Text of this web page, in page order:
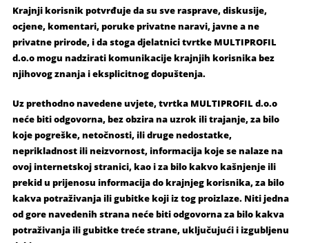
Krajnji korisnik potvrđuje da su sve rasprave, diskusije,
ocjene, komentari, poruke privatne naravi, javne a ne
privatne prirode, i da stoga djelatnici tvrtke MULTIPROFIL
d.o.o mogu nadzirati komunikacije krajnjih korisnika bez
njihovog znanja i eksplicitnog dopuštenja.
Uz prethodno navedene uvjete, tvrtka MULTIPROFIL d.o.o
neće biti odgovorna, bez obzira na uzrok ili trajanje, za bilo
koje pogreške, netočnosti, ili druge nedostatke,
neprikladnost ili neizvornost, informacija koje se nalaze na
ovoj internetskoj stranici, kao i za bilo kakvo kašnjenje ili
prekid u prijenosu informacija do krajnjeg korisnika, za bilo
kakva potraživanja ili gubitke koji iz tog proizlaze. Niti jedna
od gore navedenih strana neće biti odgovorna za bilo kakva
potraživanja ili gubitke treće strane, uključujući i izgubljenu